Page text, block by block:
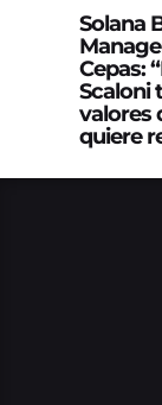
Solana
Cepas:
Scaloni
valores
quiere